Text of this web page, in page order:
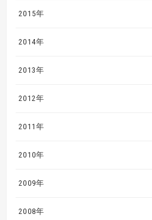
2015年
2014年
2013年
2012年
2011年
2010年
2009年
2008年